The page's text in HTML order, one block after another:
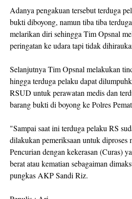
Adanya pengakuan tersebut terduga
bukti diboyong, namun tiba tiba
melarikan diri sehingga Tim Opsnal
peringatan ke udara tapi tidak
Selanjutnya Tim Opsnal melakukan
hingga terduga pelaku dapat
RSUD untuk perawatan medis dan
barang bukti di boyong ke Polres
"Sampai saat ini terduga pelaku RS
dilakukan pemeriksaan untuk diproses
Pencurian dengan kekerasan (Curas)
berat atau kematian sebagaiman
pungkas AKP Sandi Riz.